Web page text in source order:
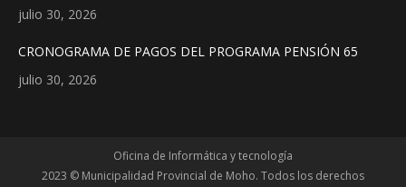
julio 30, 2026
CRONOGRAMA DE PAGOS DEL PROGRAMA PENSIÓN 65
julio 30, 2026
Oficina de Informática y tecnología
2023 © Municipalidad Provincial de Moho. Todos los derechos